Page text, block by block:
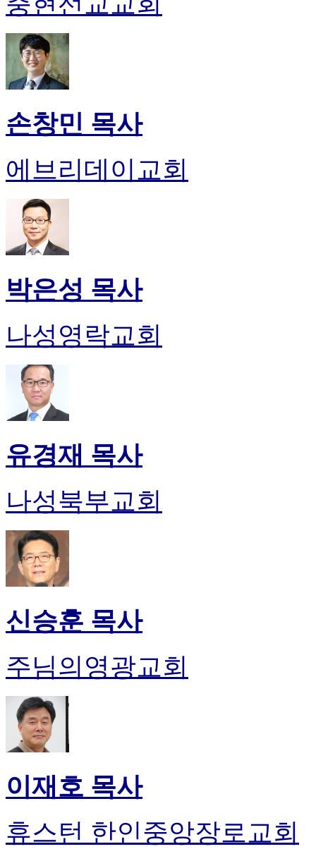
손창민 목사
에브리데이교회
박은성 목사
나성영락교회
유경재 목사
나성북부교회
신승훈 목사
주님의영광교회
이재호 목사
휴스턴 한인중앙장로교회